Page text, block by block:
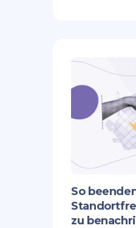
So
zu